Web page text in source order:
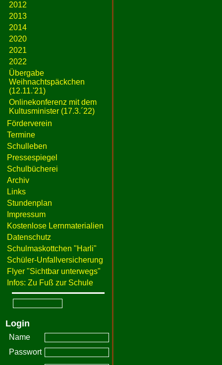
2012
2013
2014
2020
2021
2022
Übergabe
Weihnachtspäckchen
(12.11.'21)
Onlinekonferenz mit dem
Kultusminister (17.3.´22)
Förderverein
Termine
Schulleben
Pressespiegel
Schulbücherei
Archiv
Links
Stundenplan
Impressum
Kostenlose Lernmaterialien
Datenschutz
Schulmaskottchen "Harli"
Schüler-Unfallversicherung
Flyer "Sichtbar unterwegs"
Infos: Zu Fuß zur Schule
Login
Name
Passwort